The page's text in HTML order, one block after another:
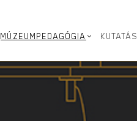
MÚZEUMPEDAGÓGIA KUTATÁS